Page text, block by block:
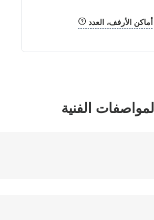
أماكن الأرفف، العدد
المواصفات الفنية